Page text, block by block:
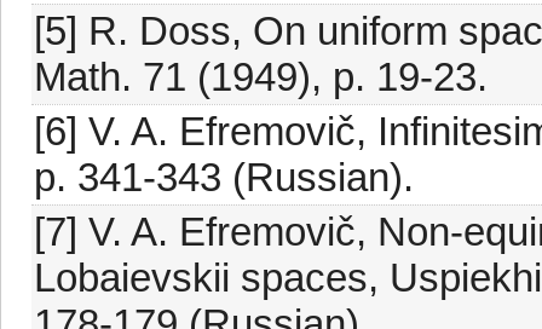
[5] R. Doss, On uniform
Math. 71 (1949), p. 19-23.
[6] V. A. Efremovič,
p. 341-343 (Russian).
[7] V. A. Efremovič, Non-
Lobaievskii spaces,